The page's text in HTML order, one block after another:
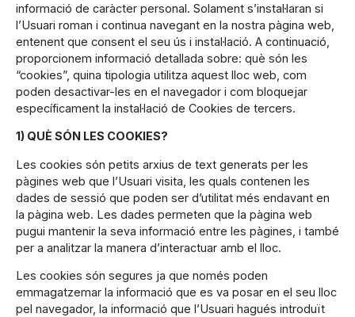
informació de caràcter personal. Solament s’instal·laran si
l’Usuari roman i continua navegant en la nostra pàgina web,
entenent que consent el seu ús i instal·lació. A continuació,
proporcionem informació detallada sobre: què són les
“cookies”, quina tipologia utilitza aquest lloc web, com
poden desactivar-les en el navegador i com bloquejar
específicament la instal·lació de Cookies de tercers.
1) QUÈ SÓN LES COOKIES?
Les cookies són petits arxius de text generats per les
pàgines web que l’Usuari visita, les quals contenen les
dades de sessió que poden ser d’utilitat més endavant en
la pàgina web. Les dades permeten que la pàgina web
pugui mantenir la seva informació entre les pàgines, i també
per a analitzar la manera d’interactuar amb el lloc.
Les cookies són segures ja que només poden
emmagatzemar la informació que es va posar en el seu lloc
pel navegador, la informació que l’Usuari hagués introduït